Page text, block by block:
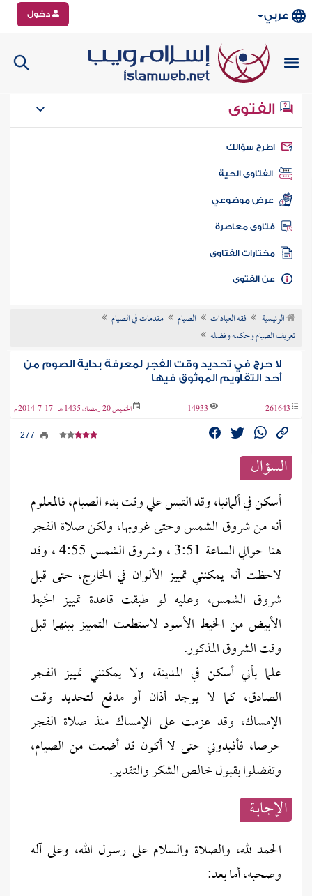
عربي دخول
الفتوى
سؤالك
الفتاوى الحية
عرض موضوعي
فتاوى معاصرة
مختارات الفتاوى
الفتوى
الرئيسية فقه العبادات الصيام
مقدمات في الصيام
تعريف الصيام وحكمه وفضله
لا حرج في تحديد وقت الفجر لمعرفة بداية الصوم من
أحد التقاويم الموثوق فيها
261643
14933 الخميس 20 رمضان 1435 هـ - 17-7-2014 م
السؤال
أسكن في ألمانيا، وقد التبس علي وقت بدء الصيام، فالمعلوم
أنه من شروق الشمس وحتى غروبها، ولكن صلاة الفجر
هنا حوالي الساعة 3:51 ، وشروق الشمس 4:55 ، وقد
لاحظت أنه يمكنني تمييز الألوان في الخارج، حتى قبل
شروق الشمس، وعليه لو طبقت قاعدة تمييز الخيط
الأبيض من الخيط الأسود لاستطعت التمييز بينهما قبل
وقت الشروق المذكور.
علما بأني أسكن في المدينة، ولا يمكنني تمييز الفجر
الصادق، كما لا يوجد أذان أو مدفع لتحديد وقت
الإمساك، وقد عزمت على الإمساك منذ صلاة الفجر
حرصا، فأفيدوني حتى لا أكون قد أضعت من الصيام،
وتفضلوا بقبول خالص الشكر والتقدير.
الإجابــة
الحمد لله، والصلاة والسلام على رسول الله، وعلى آله
وصحبه، أما بعد: